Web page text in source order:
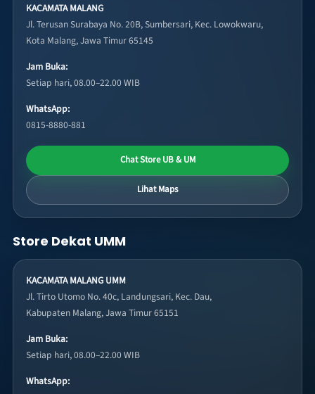
KACAMATA MALANG
Jl. Terusan Surabaya No. 20B, Sumbersari, Kec. Lowokwaru,
Kota Malang, Jawa Timur 65145
Jam Buka:
Setiap hari, 08.00–22.00 WIB
WhatsApp:
0815-8880-881
Chat Store UB & UM
Lihat Maps
Store Dekat UMM
KACAMATA MALANG UMM
Jl. Tirto Utomo No. 40c, Landungsari, Kec. Dau,
Kabupaten Malang, Jawa Timur 65151
Jam Buka:
Setiap hari, 08.00–22.00 WIB
WhatsApp: